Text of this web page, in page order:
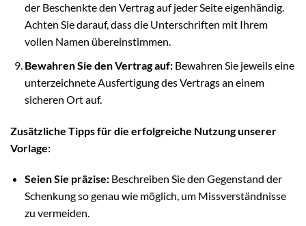
der Beschenkte den Vertrag auf jeder Seite eigenhändig.
Achten Sie darauf, dass die Unterschriften mit Ihrem
vollen Namen übereinstimmen.
Bewahren Sie den Vertrag auf:Bewahren Sie jeweils eine
unterzeichnete Ausfertigung des Vertrags an einem
sicheren Ort auf.
Zusätzliche Tipps für die erfolgreiche Nutzung unserer
Vorlage:
Seien Sie präzise:Beschreiben Sie den Gegenstand der
Schenkung so genau wie möglich, um Missverständnisse
zu vermeiden.